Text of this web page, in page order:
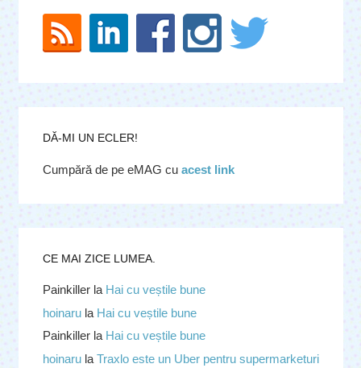
DĂ-MI UN ECLER!
Cumpără de pe eMAG cu acest link
CE MAI ZICE LUMEA.
Painkillerla Hai cu veștile bune
hoinarula Hai cu veștile bune
Painkillerla Hai cu veștile bune
hoinarula Traxlo este un Uber pentru supermarketuri